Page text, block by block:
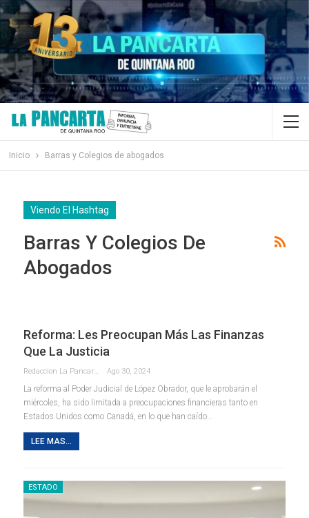
Inicio Barras y Colegios de abogados
Viendo El Hashtag
Barras Y Colegios De
Abogados
Reforma: Les Preocupan Más Las Finanzas
Que La Justicia
Redaccion La Pancarta De Quintana Roo Ago 30, 2024
La reforma al Poder Judicial de López Obrador, que le aprobarán el
miércoles, ha sido limitada a preocupaciones financieras tanto en
Estados Unidos como Canadá, en lo que han caído…
LEE MAS...
ESTADO